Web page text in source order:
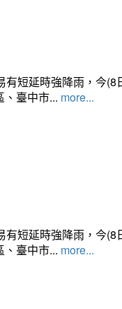
短延時強降雨，今
臺中市... more...
短延時強降雨，今
臺中市... more...